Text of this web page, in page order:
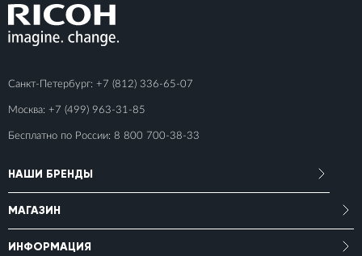
Санкт-Петербург: +7 (812) 336-65-07
Москва: +7 (499) 963-31-85
Бесплатно по России: 8 800 700-38-33
НАШИ БРЕНДЫ
МАГАЗИН
ИНФОРМАЦИЯ